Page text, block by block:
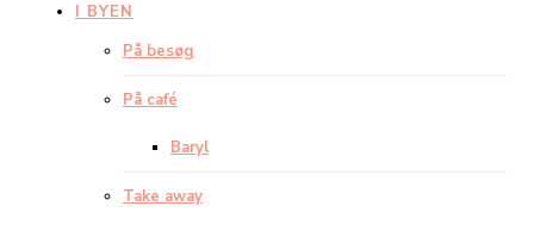
I BYEN
På besøg
På café
Baryl
Take away